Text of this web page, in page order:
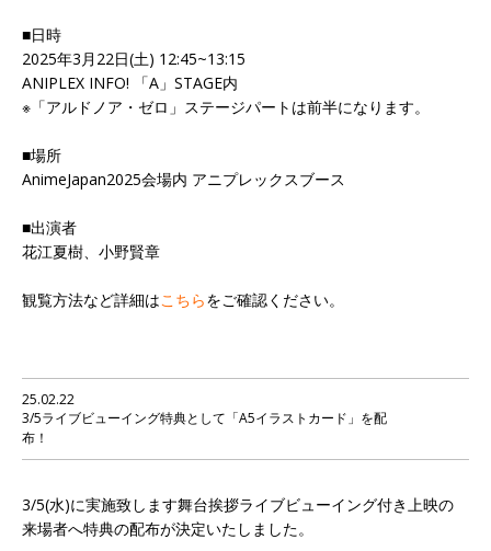
■日時
2025年3月22日(土) 12:45~13:15
ANIPLEX INFO! 「A」STAGE内
※「アルドノア・ゼロ」ステージパートは前半になります。
■場所
AnimeJapan2025会場内 アニプレックスブース
■出演者
花江夏樹、小野賢章
観覧方法など詳細はこちらをご確認ください。
25.02.22
3/5ライブビューイング特典として「A5イラストカード」を配
布！
3/5(水)に実施致します舞台挨拶ライブビューイング付き上映の
来場者へ特典の配布が決定いたしました。